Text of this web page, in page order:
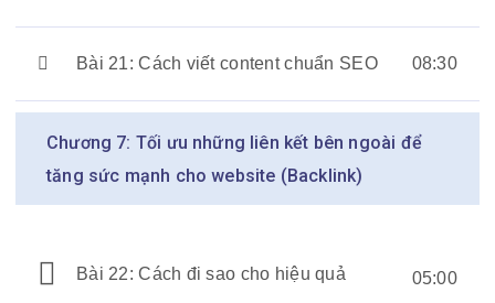
Bài 21: Cách viết content chuẩn SEO 08:30
Chương 7: Tối ưu những liên kết bên ngoài để
tăng sức mạnh cho website (Backlink)
Bài 22: Cách đi sao cho hiệu quả 05:00